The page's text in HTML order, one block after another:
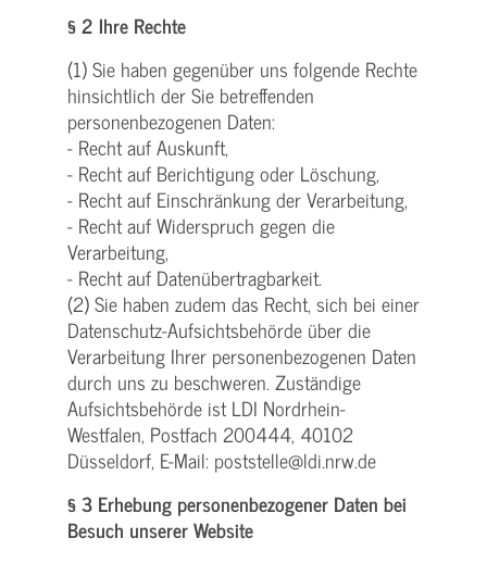
§ 2 Ihre Rechte
(1) Sie haben gegenüber uns folgende Rechte
hinsichtlich der Sie betreffenden
personenbezogenen Daten:
- Recht auf Auskunft,
- Recht auf Berichtigung oder Löschung,
- Recht auf Einschränkung der Verarbeitung,
- Recht auf Widerspruch gegen die
Verarbeitung,
- Recht auf Datenübertragbarkeit.
(2) Sie haben zudem das Recht, sich bei einer
Datenschutz-Aufsichtsbehörde über die
Verarbeitung Ihrer personenbezogenen Daten
durch uns zu beschweren. Zuständige
Aufsichtsbehörde ist LDI Nordrhein-
Westfalen, Postfach 200444, 40102
Düsseldorf, E-Mail: poststelle@ldi.nrw.de
§ 3 Erhebung personenbezogener Daten bei
Besuch unserer Website